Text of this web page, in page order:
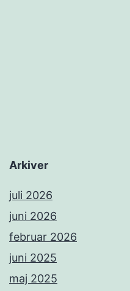
Arkiver
juli 2026
juni 2026
februar 2026
juni 2025
maj 2025